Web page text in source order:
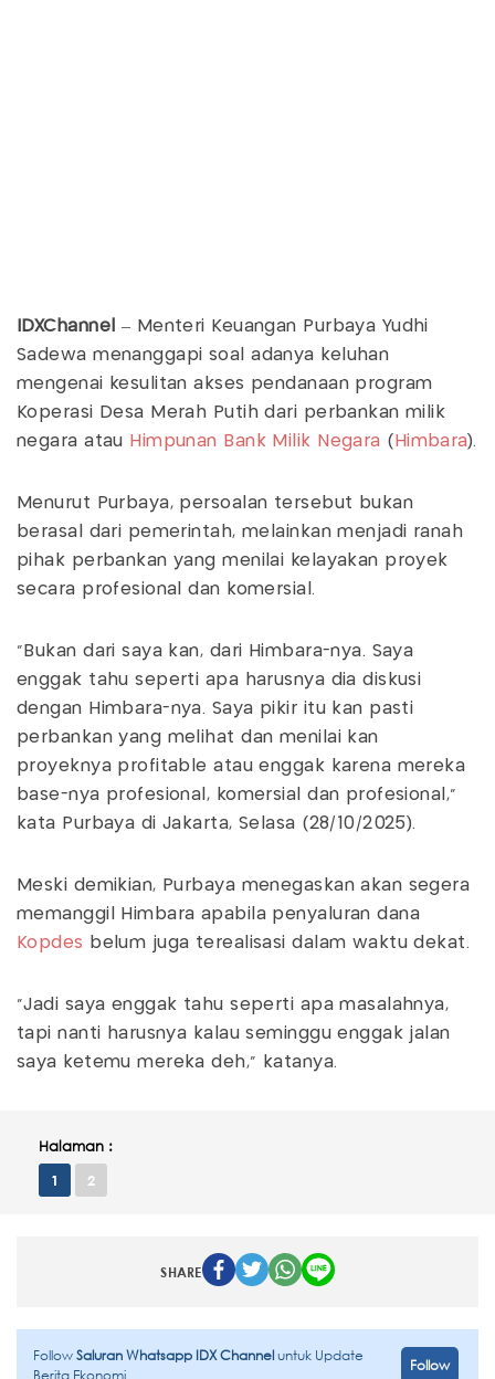
IDXChannel
– Menteri Keuangan Purbaya Yudhi
Sadewa menanggapi soal adanya keluhan
mengenai kesulitan akses pendanaan program
Koperasi Desa Merah Putih dari perbankan milik
negara atau Himpunan Bank Milik Negara ( Himbara).
Menurut Purbaya, persoalan tersebut bukan
berasal dari pemerintah, melainkan menjadi ranah
pihak perbankan yang menilai kelayakan proyek
secara profesional dan komersial.
“Bukan dari saya kan, dari Himbara-nya. Saya
enggak tahu seperti apa harusnya dia diskusi
dengan Himbara-nya. Saya pikir itu kan pasti
perbankan yang melihat dan menilai kan
proyeknya profitable atau enggak karena mereka
base-nya profesional, komersial dan profesional,”
kata Purbaya di Jakarta, Selasa (28/10/2025).
Meski demikian, Purbaya menegaskan akan segera
memanggil Himbara apabila penyaluran dana
Kopdes
belum juga terealisasi dalam waktu dekat.
“Jadi saya enggak tahu seperti apa masalahnya,
tapi nanti harusnya kalau seminggu enggak jalan
saya ketemu mereka deh,” katanya.
Halaman :
1 2
SHARE
FollowSaluran Whatsapp IDX Channeluntuk Update
Berita Ekonomi
Follow